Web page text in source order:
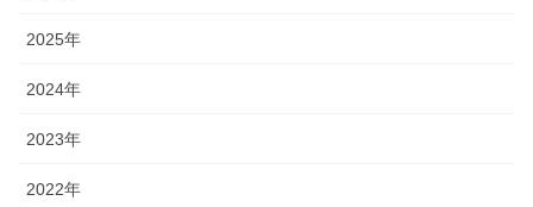
2025年
2024年
2023年
2022年